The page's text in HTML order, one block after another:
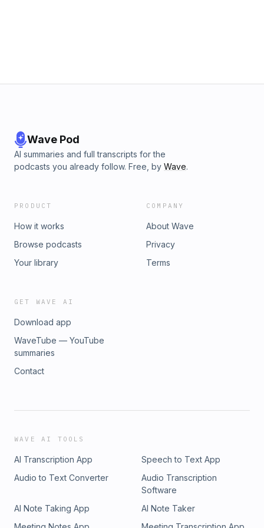
Wave Pod
AI summaries and full transcripts for the
podcasts you already follow. Free, by Wave.
PRODUCT
How it works
Browse podcasts
Your library
COMPANY
About Wave
Privacy
Terms
GET WAVE AI
Download app
WaveTube — YouTube
summaries
Contact
WAVE AI TOOLS
AI Transcription App
Speech to Text App
Audio to Text Converter
Audio Transcription
Software
AI Note Taking App
AI Note Taker